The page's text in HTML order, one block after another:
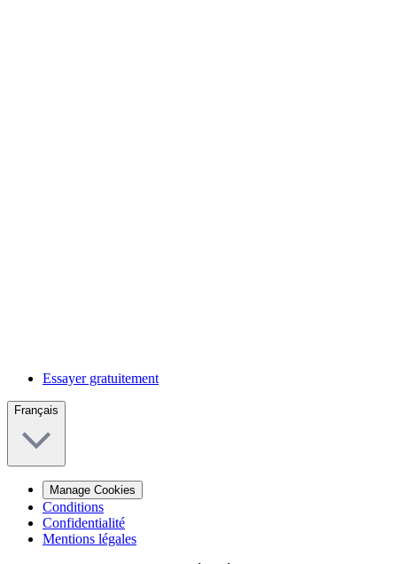
Essayer gratuitement
Français
Manage Cookies
Conditions
Confidentialité
Mentions légales